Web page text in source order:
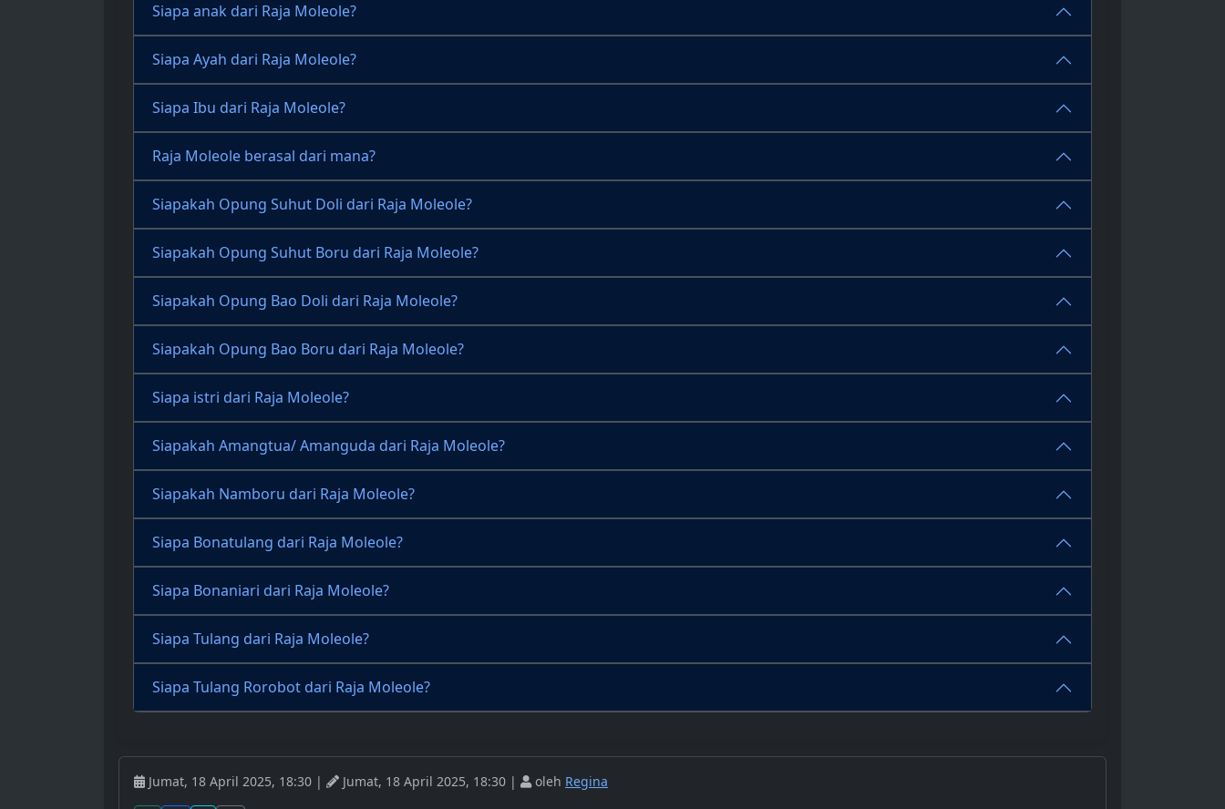
Siapa anak dari Raja Moleole?
Siapa Ayah dari Raja Moleole?
Siapa Ibu dari Raja Moleole?
Raja Moleole berasal dari mana?
Siapakah Opung Suhut Doli dari Raja Moleole?
Siapakah Opung Suhut Boru dari Raja Moleole?
Siapakah Opung Bao Doli dari Raja Moleole?
Siapakah Opung Bao Boru dari Raja Moleole?
Siapa istri dari Raja Moleole?
Siapakah Amangtua/ Amanguda dari Raja Moleole?
Siapakah Namboru dari Raja Moleole?
Siapa Bonatulang dari Raja Moleole?
Siapa Bonaniari dari Raja Moleole?
Siapa Tulang dari Raja Moleole?
Siapa Tulang Rorobot dari Raja Moleole?
Jumat, 18 April 2025, 18:30 | Jumat, 18 April 2025, 18:30 | oleh Regina